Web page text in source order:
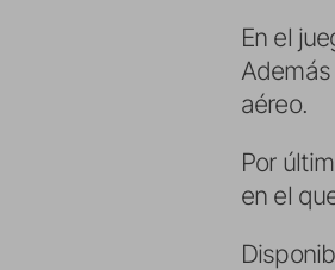
En el
aéreo.
Por
en el